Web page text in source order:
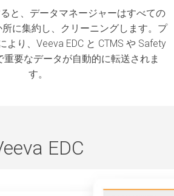
と、データマネージャーはすべての
に集約し、クリーニングします。プ
より、Veeva EDC と CTMS や Safety
要なデータが自動的に転送されま
す。
EDC